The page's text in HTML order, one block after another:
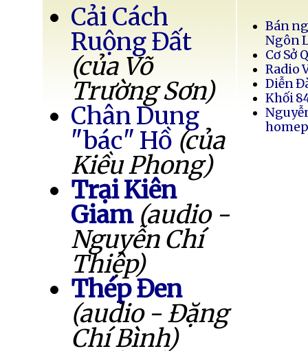
Cải Cách
Ruộng Đất
(của Võ
Trường Sơn)
Chân Dung
"bác" Hồ (của
Kiều Phong)
Trại Kiên
Giam (audio -
Nguyễn Chí
Thiệp)
Thép Đen
(audio - Đặng
Chí Bình)
Bán
Ngôn
Cơ Sở
Radio
Diễn
Khối